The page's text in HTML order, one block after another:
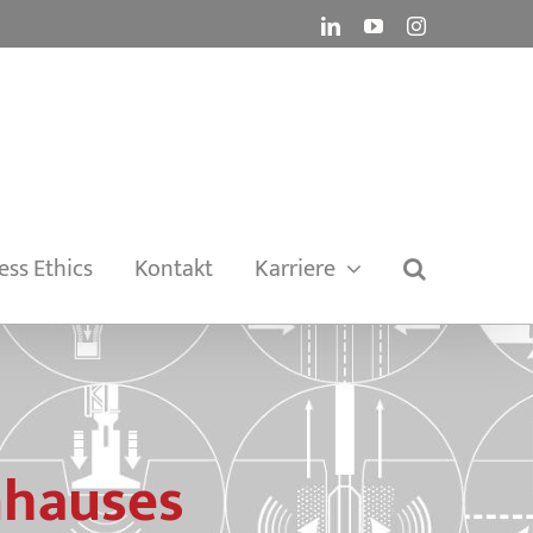
LinkedInYouTubeInstagram
Ethics Kontakt Karriere